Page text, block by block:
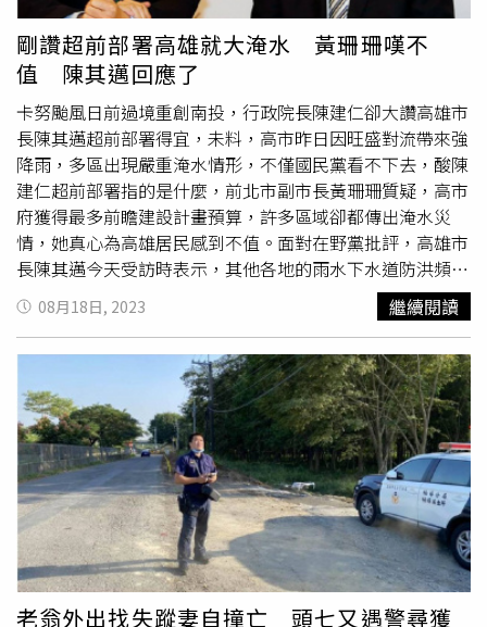
統計從25日0點至中午12點，高雄累計停電戶數達到10萬
4880戶，台電人員獲報陸續前往搶修，目前剩2萬6912戶等
待復電，但由於淹水造成部分區域工程車難以出動，搶修進
度恐延後。
剛讚超前部署高雄就大淹水 黃珊珊嘆不
值 陳其邁回應了
卡努颱風日前過境重創南投，行政院長陳建仁卻大讚高雄市
長陳其邁超前部署得宜，未料，高市昨日因旺盛對流帶來強
降雨，多區出現嚴重淹水情形，不僅國民黨看不下去，酸陳
建仁超前部署指的是什麼，前北市副市長黃珊珊質疑，高市
府獲得最多前瞻建設計畫預算，許多區域卻都傳出淹水災
情，她真心為高雄居民感到不值。面對在野黨批評，高雄市
長陳其邁今天受訪時表示，其他各地的雨水下水道防洪頻率
設計標準，無法跟台北做比較，他希望大家要將心比心，了
解地方有在努力解決淹水問題。陳其邁表示，選舉到了，大
家要怎樣說，他都尊重。但昨日三民區、鳳山區、鳥松區下
雨強度，從氣象雷達觀測，大約達到時雨量67米毫米，超過
防洪設計標準，再加上昨日早上8點海水滿潮，包括寶珠
溝、愛河都幾乎都滿水位，對於積水宣洩較困難，市府會全
力解決淹水之苦，這原本就是地方政府要努力的事，「我們
會更努力」。陳其邁還說，北市雨水下水道防洪頻率，是五
年到十年的高標準規畫，台北以外的城市，防洪頻率大概都
是兩年到五年，規格設計標準當然沒辦法跟台北做比較。他
盼望大家將心比心，了解地方有努力解決淹水，包括仁武的
曹公新圳、永安北溝排水，路竹的土庫排水、林園大排，典
寶溪滯洪池等，也都已經在中央預算支持下，解決過去常容
08月18日, 2023 繼續閱讀
老翁外出找失蹤妻自撞亡 頭七又遇警尋獲